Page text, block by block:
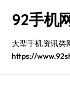
92手机
大型手机资讯类
https://